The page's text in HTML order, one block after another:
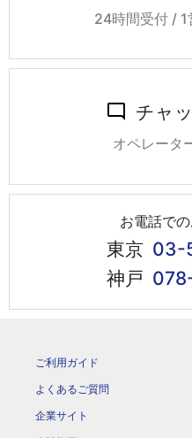
24時間受付 /
チャ
オペレータ
お電話で
東京 03-
神戸
ご利用ガイド
よくあるご質問
企業サイト